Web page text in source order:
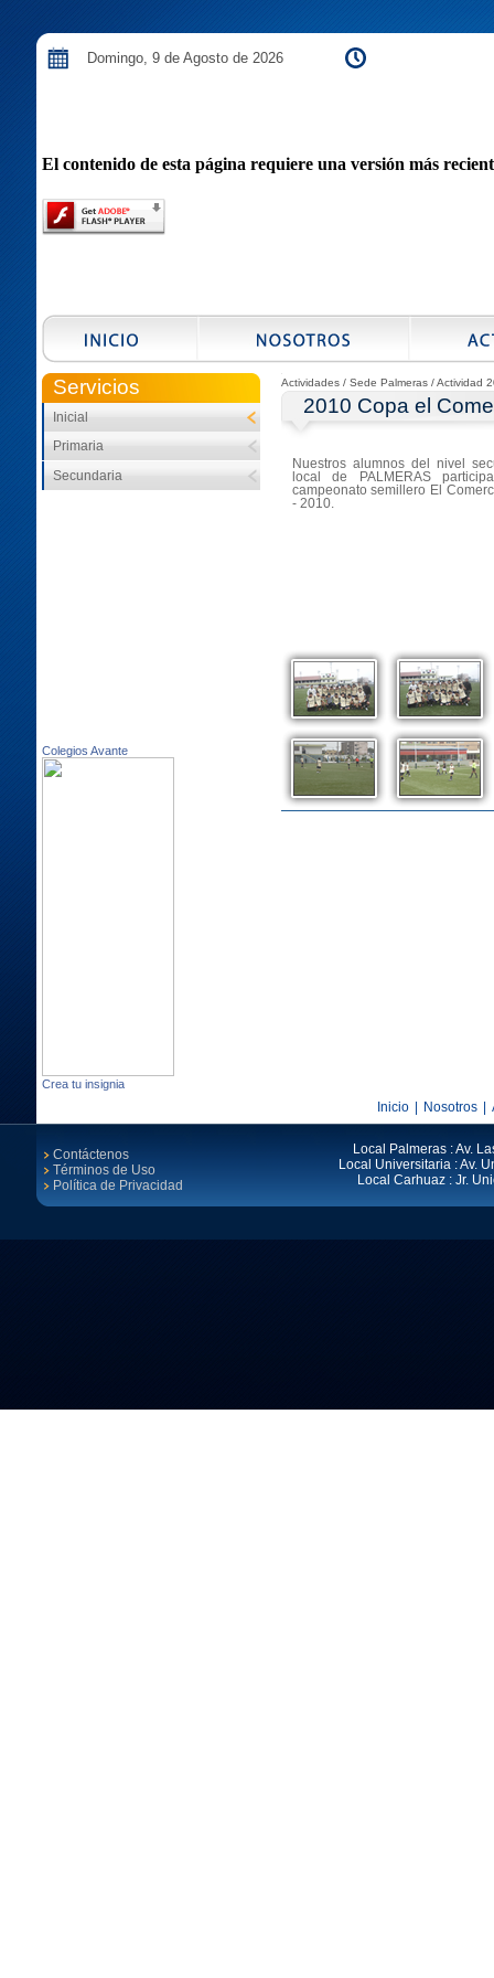
Domingo, 9 de Agosto de 2026
El contenido de esta página requiere una versión más
Servicios
Inicial
Primaria
Secundaria
Colegios Avante
Crea tu insignia
Actividades / Sede Palmeras / Actividad
2010 Copa el
Nuestros alumnos del nivel
local de PALMERAS
campeonato semillero El
- 2010.
Inicio Nosotros
Contáctenos
Términos de Uso
Política de Privacidad
Local Palmeras : Av.
Local Universitaria : Av.
Local Carhuaz : Jr.